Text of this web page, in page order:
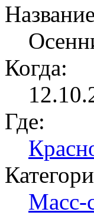
Когда:
Где:
Масс-